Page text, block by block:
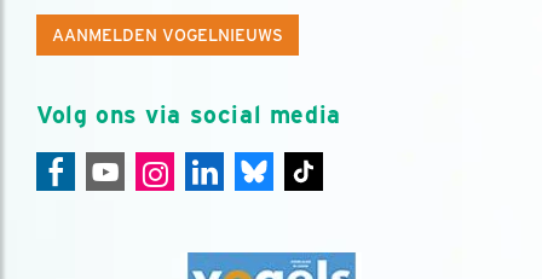
AANMELDEN VOGELNIEUWS
Volg ons via social media